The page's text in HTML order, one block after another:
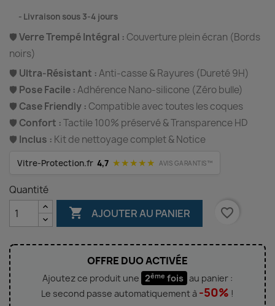
Livraison sous 3-4 jours
🛡️Verre Trempé Intégral : Couverture plein écran (Bords
noirs)
🛡️ Ultra-Résistant :Anti-casse & Rayures (Dureté 9H)
🛡️ Pose Facile :Adhérence Nano-silicone (Zéro bulle)
🛡️ Case Friendly : Compatible avec toutes les coques
🛡️ Confort :Tactile 100% préservé & Transparence HD
🛡️ Inclus : Kit de nettoyage complet & Notice
Vitre-Protection.fr 4,7 ★★★★★ AVIS GARANTIS™
Quantité
 AJOUTER AU PANIER favorite_border
OFFRE DUO ACTIVÉE
Ajoutez ce produit une 2ème fois au panier :
Le second passe automatiquement à -50% !